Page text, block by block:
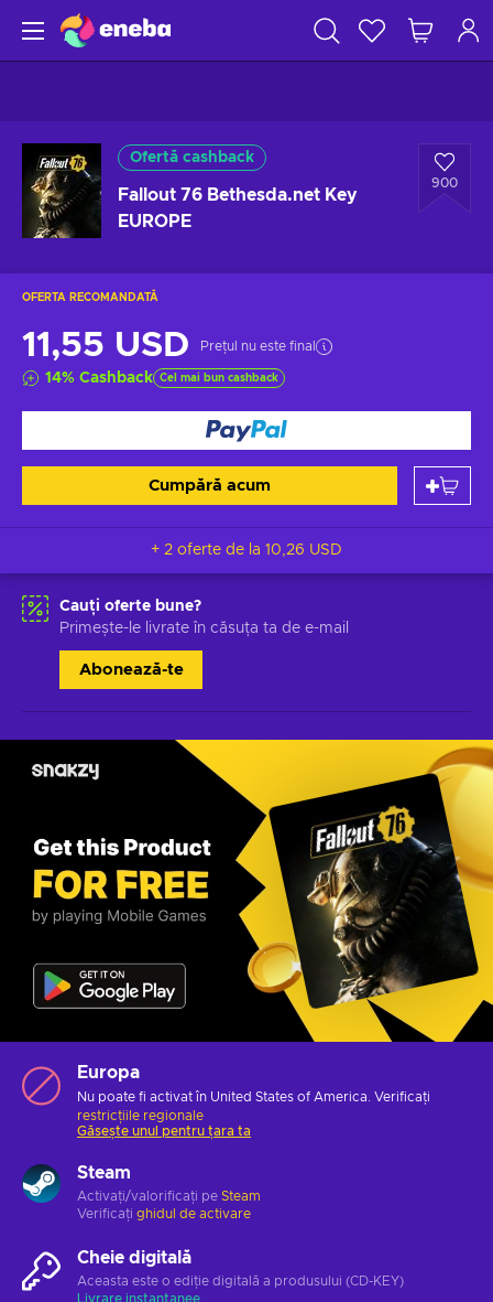
Ofertă cashback
Fallout 76 Bethesda.net Key
EUROPE
900
OFERTA RECOMANDATĂ
11,55 USD Prețul nu este final
14% Cashback Cel mai bun cashback
Cumpără acum
+ 2 oferte de la 10,26 USD
Cauți oferte bune?
Primește-le livrate în căsuța ta de e-mail
Abonează-te
Europa
Nu poate fi activat în United States of America. Verificați
restricțiile regionale
Găsește unul pentru țara ta
Steam
Activați/valorificați pe Steam
Verificați ghidul de activare
Cheie digitală
Aceasta este o ediție digitală a produsului (CD-KEY)
Livrare instantanee